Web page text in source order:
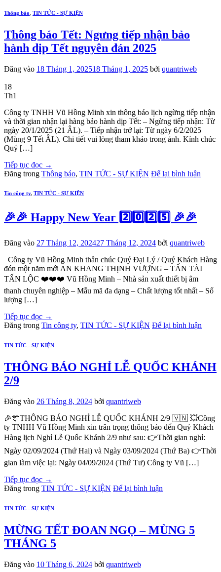
Thông báo, TIN TỨC - SỰ KIỆN
Thông báo Tết: Ngưng tiếp nhận bảo
hành dịp Tết nguyên đán 2025
Đăng vào 18 Tháng 1, 202518 Tháng 1, 2025 bởi quantriweb
18
Th1
Công ty TNHH Vũ Hồng Minh xin thông báo lịch ngừng tiếp nhận
và thời gian nhận lại hàng bảo hành dịp Tết: – Ngừng tiếp nhận: Từ
ngày 20/1/2025 (21 ÂL). – Tiếp nhận trở lại: Từ ngày 6/2/2025
(Mùng 9 Tết ÂL). Chi tiết vui lòng tham khảo trong ảnh. Kính chúc
Quý […]
Tiếp tục đọc →
Đăng trong Thông báo, TIN TỨC - SỰ KIỆN Để lại bình luận
Tin công ty, TIN TỨC - SỰ KIỆN
🎉🎉 Happy New Year 2️⃣0️⃣2️⃣5️⃣ 🎉🎉
Đăng vào 27 Tháng 12, 202427 Tháng 12, 2024 bởi quantriweb
Công ty Vũ Hồng Minh thân chúc Quý Đại Lý / Quý Khách Hàng
đón một năm mới AN KHANG THỊNH VƯỢNG – TẤN TÀI
TẤN LỘC ❤️❤️❤️ Vũ Hồng Minh – Nhà sản xuất thiết bị âm
thanh chuyên nghiệp – Mẫu mã đa dạng – Chất lượng tốt nhất – Số
lượng […]
Tiếp tục đọc →
Đăng trong Tin công ty, TIN TỨC - SỰ KIỆN Để lại bình luận
TIN TỨC - SỰ KIỆN
THÔNG BÁO NGHỈ LỄ QUỐC KHÁNH
2/9
Đăng vào 26 Tháng 8, 2024 bởi quantriweb
🎉🎊THÔNG BÁO NGHỈ LỄ QUỐC KHÁNH 2/9 🇻🇳 💥Công
ty TNHH Vũ Hồng Minh xin trân trọng thông báo đến Quý Khách
Hàng lịch Nghỉ Lễ Quốc Khánh 2/9 như sau: 👉Thời gian nghỉ:
Ngày 02/09/2024 (Thứ Hai) và Ngày 03/09/2024 (Thứ Ba) 👉Thời
gian làm việc lại: Ngày 04/09/2024 (Thứ Tư) Công ty Vũ […]
Tiếp tục đọc →
Đăng trong TIN TỨC - SỰ KIỆN Để lại bình luận
TIN TỨC - SỰ KIỆN
MỪNG TẾT ĐOAN NGỌ – MÙNG 5
THÁNG 5
Đăng vào 10 Tháng 6, 2024 bởi quantriweb